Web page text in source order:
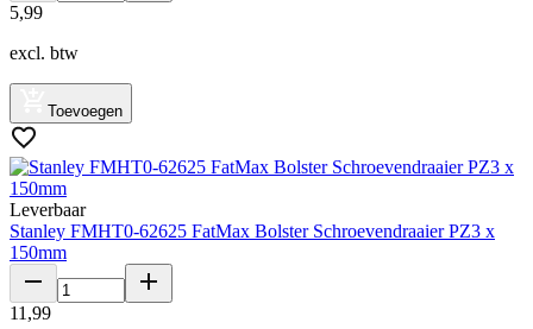
5,99
excl. btw
Toevoegen
Leverbaar
Stanley FMHT0-62625 FatMax Bolster Schroevendraaier PZ3 x
150mm
11 ,99